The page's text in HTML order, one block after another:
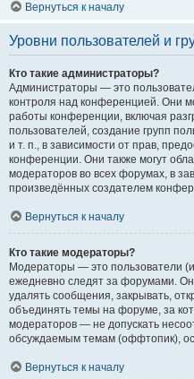
Вернуться к началу
Уровни пользователей и
Кто такие администраторы?
Администраторы — это
контроля над конференцией. Они
работы конференции, включая
пользователей, создание групп
и т. п., в зависимости от прав,
конференции. Они также могут
модераторов во всех форумах, в
произведённых создателем
Вернуться к началу
Кто такие модераторы?
Модераторы — это пользователи
ежедневно следят за форумами.
удалять сообщения, закрывать,
объединять темы на форуме, за
модераторов — не допускать
обсуждаемым темам (оффтопик),
Вернуться к началу